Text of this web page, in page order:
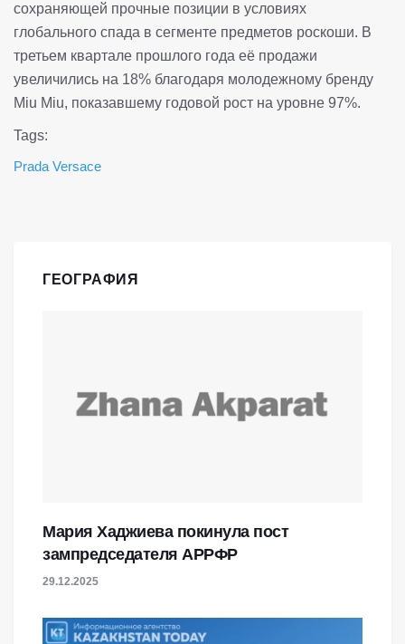
сохраняющей прочные позиции в условиях
глобального спада в сегменте предметов роскоши. В
третьем квартале прошлого года её продажи
увеличились на 18% благодаря молодежному бренду
Miu Miu, показавшему годовой рост на уровне 97%.
Tags:
Prada Versace
ГЕОГРАФИЯ
Мария Хаджиева покинула пост
зампредседателя АРРФР
29.12.2025